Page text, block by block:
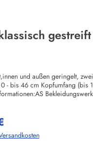
gestreift
und außen geringelt,
- bis 46 cm Kopfumfang